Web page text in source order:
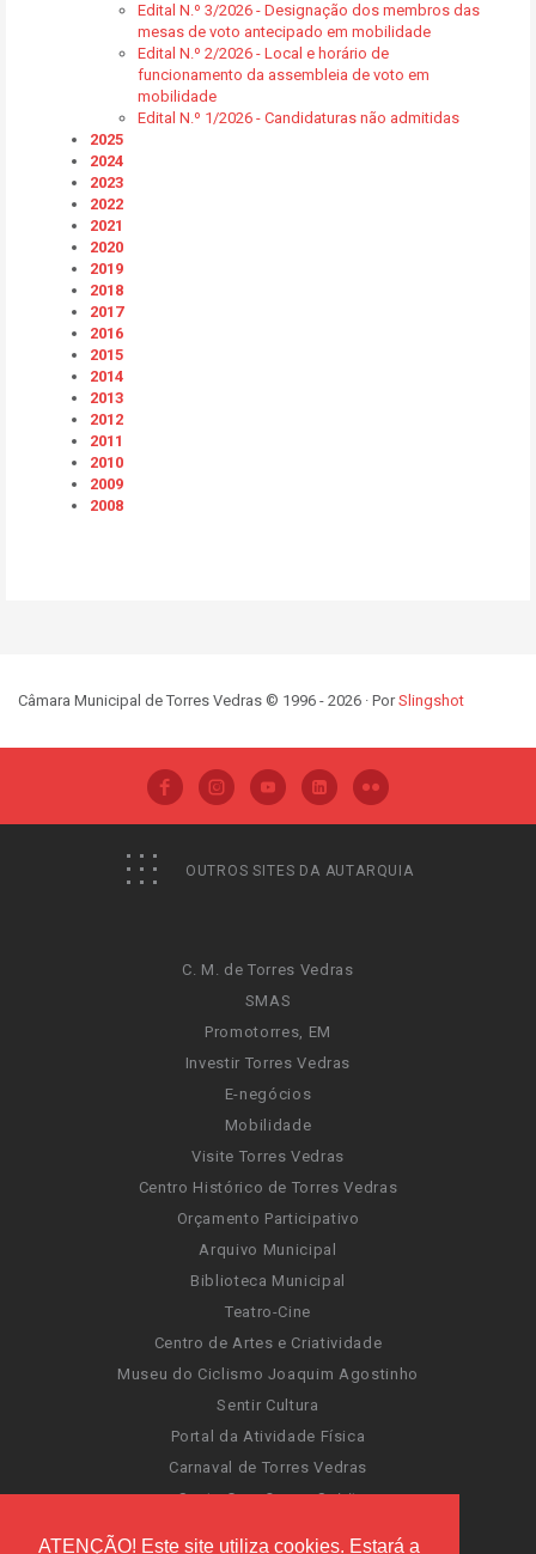
ATENÇÃO! Este site utiliza cookies. Estará a
Edital N.º 3/2026 - Designação dos membros das
mesas de voto antecipado em mobilidade
Edital N.º 2/2026 - Local e horário de
funcionamento da assembleia de voto em
mobilidade
Edital N.º 1/2026 - Candidaturas não admitidas
2025
2024
2023
2022
2021
2020
2019
2018
2017
2016
2015
2014
2013
2012
2011
2010
2009
2008
Câmara Municipal de Torres Vedras © 1996 - 2026 · PorSlingshot
OUTROS SITES DA AUTARQUIA
C. M. de Torres Vedras
SMAS
Promotorres, EM
Investir Torres Vedras
E-negócios
Mobilidade
Visite Torres Vedras
Centro Histórico de Torres Vedras
Orçamento Participativo
Arquivo Municipal
Biblioteca Municipal
Teatro-Cine
Centro de Artes e Criatividade
Museu do Ciclismo Joaquim Agostinho
Sentir Cultura
Portal da Atividade Física
Carnaval de Torres Vedras
Santa Cruz Ocean Spirit